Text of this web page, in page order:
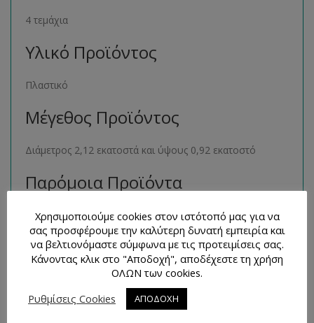
4 τεμάχια
Υλικό Προϊόντος
Πλαστικό
Μέγεθος Προϊόντος
Διάμετρος 2,12 εκατοστά και ύψους 0,92 εκατοστό
Παρόμοια Προϊόντα
Μπορείτε να βρείτε πολλά παρόμοια προϊόντα της ιδίας
κατηγορίας στο ηλεκτρονικό μας κατάστημα
ακολουθώντας τον σύνδεσμο εδώ.
Τρόποι Επικοινωνίας και
Απορίες
Χρησιμοποιούμε cookies στον ιστότοπό μας για να
σας προσφέρουμε την καλύτερη δυνατή εμπειρία και
να βελτιονόμαστε σύμφωνα με τις προτειμίσεις σας.
Κάνοντας κλικ στο "Αποδοχή", αποδέχεστε τη χρήση
ΟΛΩΝ των cookies.
Ρυθμίσεις Cookies
ΑΠΟΔΟΧΗ